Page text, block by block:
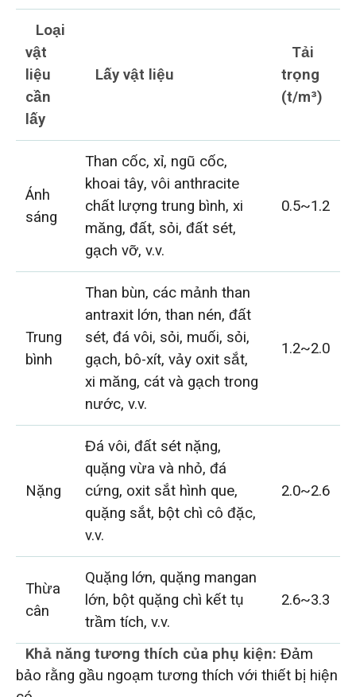
Loại
vật
liệu
cần
lấy
Lấy vật liệu
Tải
trọng
(t/m³)
Ánh
sáng
Than cốc, xỉ, ngũ cốc,
khoai tây, vôi anthracite
chất lượng trung bình, xi
măng, đất, sỏi, đất sét,
gạch vỡ, v.v.
0.5~1.2
Trung
bình
Than bùn, các mảnh than
antraxit lớn, than nén, đất
sét, đá vôi, sỏi, muối, sỏi,
gạch, bô-xít, vảy oxit sắt,
xi măng, cát và gạch trong
nước, v.v.
1.2~2.0
Nặng
Đá vôi, đất sét nặng,
quặng vừa và nhỏ, đá
cứng, oxit sắt hình que,
quặng sắt, bột chì cô đặc,
v.v.
2.0~2.6
Thừa
cân
Quặng lớn, quặng mangan
lớn, bột quặng chì kết tụ
trầm tích, v.v.
2.6~3.3
Khả năng tương thích của phụ kiện:Đảm
bảo rằng gầu ngoạm tương thích với thiết bị hiện